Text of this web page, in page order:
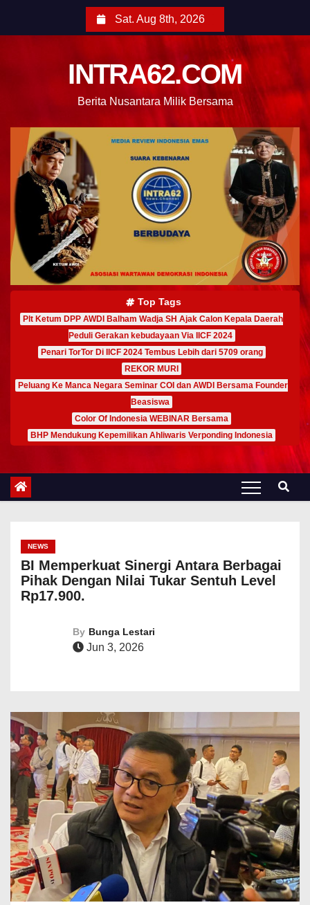
Sat. Aug 8th, 2026
INTRA62.COM
Berita Nusantara Milik Bersama
Top Tags
Plt Ketum DPP AWDI Balham Wadja SH Ajak Calon Kepala Daerah
Peduli Gerakan kebudayaan Via IICF 2024
Penari TorTor Di IICF 2024 Tembus Lebih dari 5709 orang
REKOR MURI
Peluang Ke Manca Negara Seminar COI dan AWDI Bersama Founder
Beasiswa
Color Of Indonesia WEBINAR Bersama
BHP Mendukung Kepemilikan Ahliwaris Verponding Indonesia
NEWS
BI Memperkuat Sinergi Antara Berbagai
Pihak Dengan Nilai Tukar Sentuh Level
Rp17.900.
By Bunga Lestari
Jun 3, 2026